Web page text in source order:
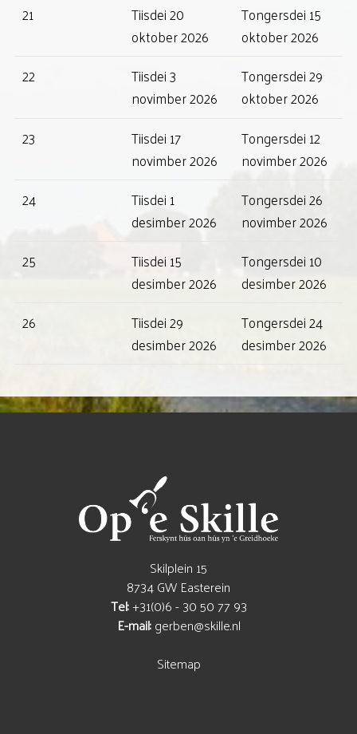
21
Tiisdei 20
oktober 2026
Tongersdei 15
oktober 2026
22
Tiisdei 3
novimber 2026
Tongersdei 29
oktober 2026
23
Tiisdei 17
novimber 2026
Tongersdei 12
novimber 2026
24
Tiisdei 1
desimber 2026
Tongersdei 26
novimber 2026
25
Tiisdei 15
desimber 2026
Tongersdei 10
desimber 2026
26
Tiisdei 29
desimber 2026
Tongersdei 24
desimber 2026
Skilplein 15
8734 GW Easterein
Tel:+31(0)6 - 30 50 77 93
E-mail:gerben@skille.nl
Sitemap